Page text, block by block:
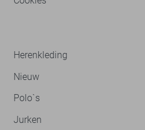
Herenkleding
Nieuw
Polo`s
Jurken